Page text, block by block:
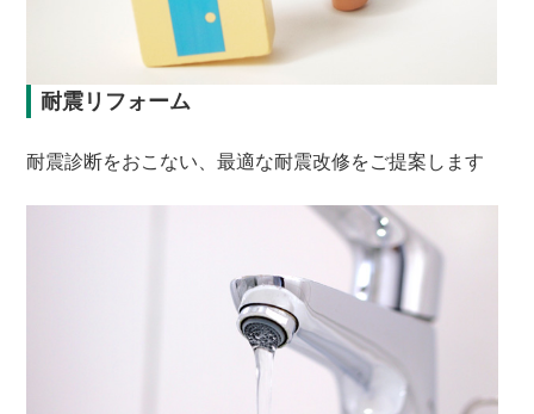
耐震リフォーム
耐震診断をおこない、最適な耐震改修をご提案します